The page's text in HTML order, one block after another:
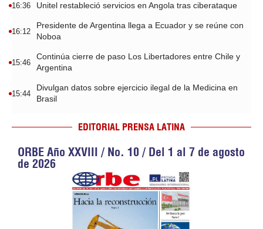
16:36 Unitel restableció servicios en Angola tras ciberataque
16:12
Presidente de Argentina llega a Ecuador y se reúne con
Noboa
15:46
Continúa cierre de paso Los Libertadores entre Chile y
Argentina
15:44
Divulgan datos sobre ejercicio ilegal de la Medicina en
Brasil
EDITORIAL PRENSA LATINA
ORBE Año XXVIII / No. 10 / Del 1 al 7 de agosto
de 2026